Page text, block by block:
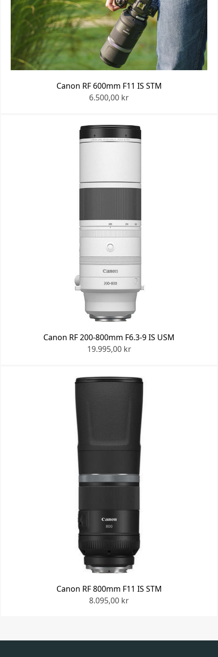
Canon RF 600mm F11 IS STM
6.500,00 kr
Canon RF 200-800mm F6.3-9 IS USM
19.995,00 kr
Canon RF 800mm F11 IS STM
8.095,00 kr